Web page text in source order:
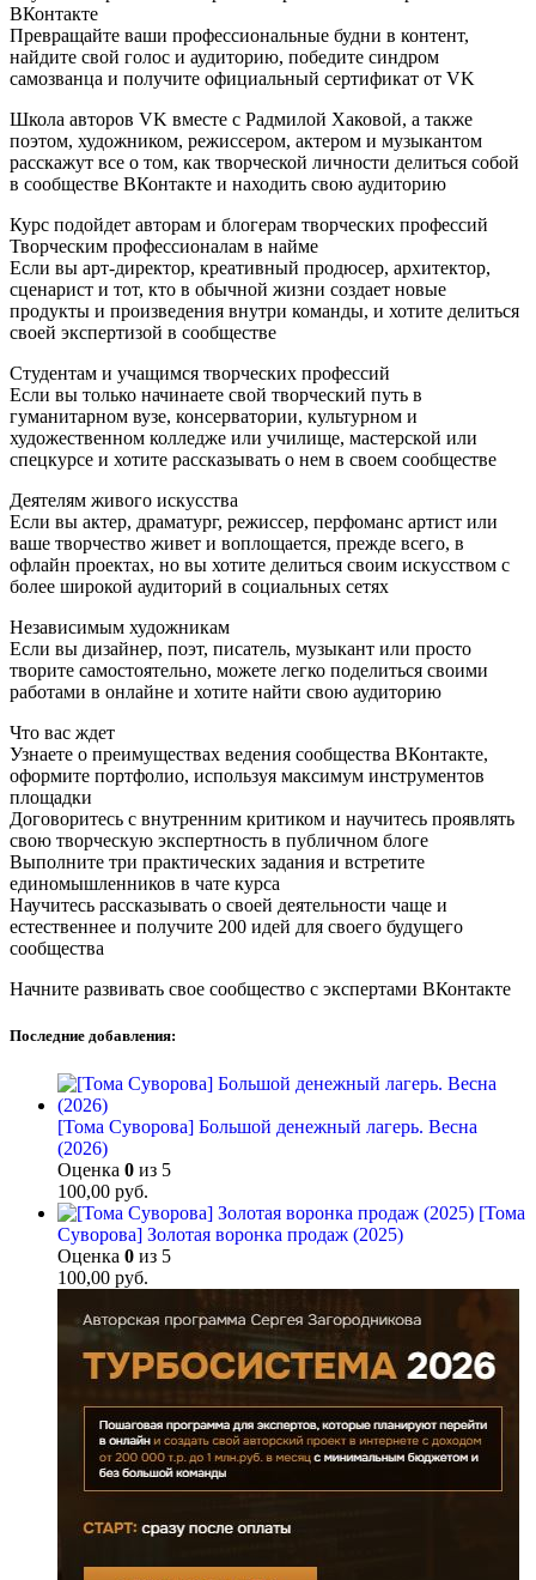
ВКонтакте
Превращайте ваши профессиональные будни в контент,
найдите свой голос и аудиторию, победите синдром
самозванца и получите официальный сертификат от VK
Школа авторов VK вместе с Радмилой Хаковой, а также
поэтом, художником, режиссером, актером и музыкантом
расскажут все о том, как творческой личности делиться собой
в сообществе ВКонтакте и находить свою аудиторию
Курс подойдет авторам и блогерам творческих профессий
Творческим профессионалам в найме
Если вы арт-директор, креативный продюсер, архитектор,
сценарист и тот, кто в обычной жизни создает новые
продукты и произведения внутри команды, и хотите делиться
своей экспертизой в сообществе
Студентам и учащимся творческих профессий
Если вы только начинаете свой творческий путь в
гуманитарном вузе, консерватории, культурном и
художественном колледже или училище, мастерской или
спецкурсе и хотите рассказывать о нем в своем сообществе
Деятелям живого искусства
Если вы актер, драматург, режиссер, перфоманс артист или
ваше творчество живет и воплощается, прежде всего, в
офлайн проектах, но вы хотите делиться своим искусством с
более широкой аудиторий в социальных сетях
Независимым художникам
Если вы дизайнер, поэт, писатель, музыкант или просто
творите самостоятельно, можете легко поделиться своими
работами в онлайне и хотите найти свою аудиторию
Что вас ждет
Узнаете о преимуществах ведения сообщества ВКонтакте,
оформите портфолио, используя максимум инструментов
площадки
Договоритесь с внутренним критиком и научитесь проявлять
свою творческую экспертность в публичном блоге
Выполните три практических задания и встретите
единомышленников в чате курса
Научитесь рассказывать о своей деятельности чаще и
естественнее и получите 200 идей для своего будущего
сообщества
Начните развивать свое сообщество с экспертами ВКонтакте
Последние добавления:
[Тома Суворова] Большой денежный лагерь. Весна
(2026)
Оценка 0 из 5
100,00 руб.
[Тома
Суворова] Золотая воронка продаж (2025)
Оценка 0 из 5
100,00 руб.